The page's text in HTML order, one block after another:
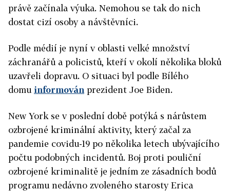
právě začínala výuka. Nemohou se tak do nich
dostat cizí osoby a návštěvníci.
Podle médií je nyní v oblasti velké množství
záchranářů a policistů, kteří v okolí několika bloků
uzavřeli dopravu. O situaci byl podle Bílého
domu informován prezident Joe Biden.
New York se v poslední době potýká s nárůstem
ozbrojené kriminální aktivity, který začal za
pandemie covidu-19 po několika letech ubývajícího
počtu podobných incidentů. Boj proti pouliční
ozbrojené kriminalitě je jedním ze zásadních bodů
programu nedávno zvoleného starosty Erica